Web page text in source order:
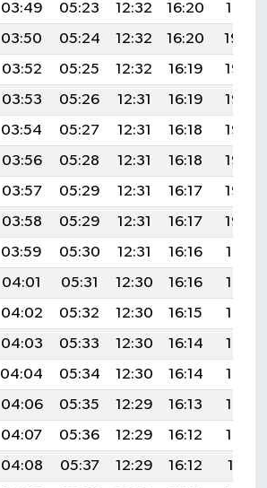
03:49 05:23 12:32 16:20
19:31
03:50 05:24 12:32 16:20
19:30
03:52 05:25 12:32 16:19
19:28
03:53 05:26 12:31 16:19
19:27
03:54 05:27 12:31 16:18
19:26
03:56 05:28 12:31 16:18
19:25
03:57 05:29 12:31 16:17
19:23
03:58 05:29 12:31 16:17
19:22
03:59 05:30 12:31 16:16
19:21
04:01 05:31 12:30 16:16
19:19
04:02 05:32 12:30 16:15
19:18
04:03 05:33 12:30 16:14
19:17
04:04 05:34 12:30 16:14
19:15
04:06 05:35 12:29 16:13
19:14
04:07 05:36 12:29 16:12
19:13
04:08 05:37 12:29 16:12
19:11